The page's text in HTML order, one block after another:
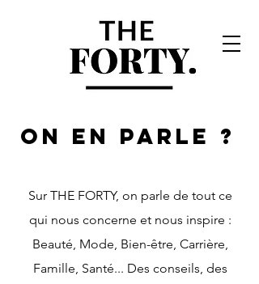
ON EN PARLE ?
Sur THE FORTY, on parle de tout ce
qui nous concerne et nous inspire :
Beauté, Mode, Bien-être, Carrière,
Famille, Santé... Des conseils, des